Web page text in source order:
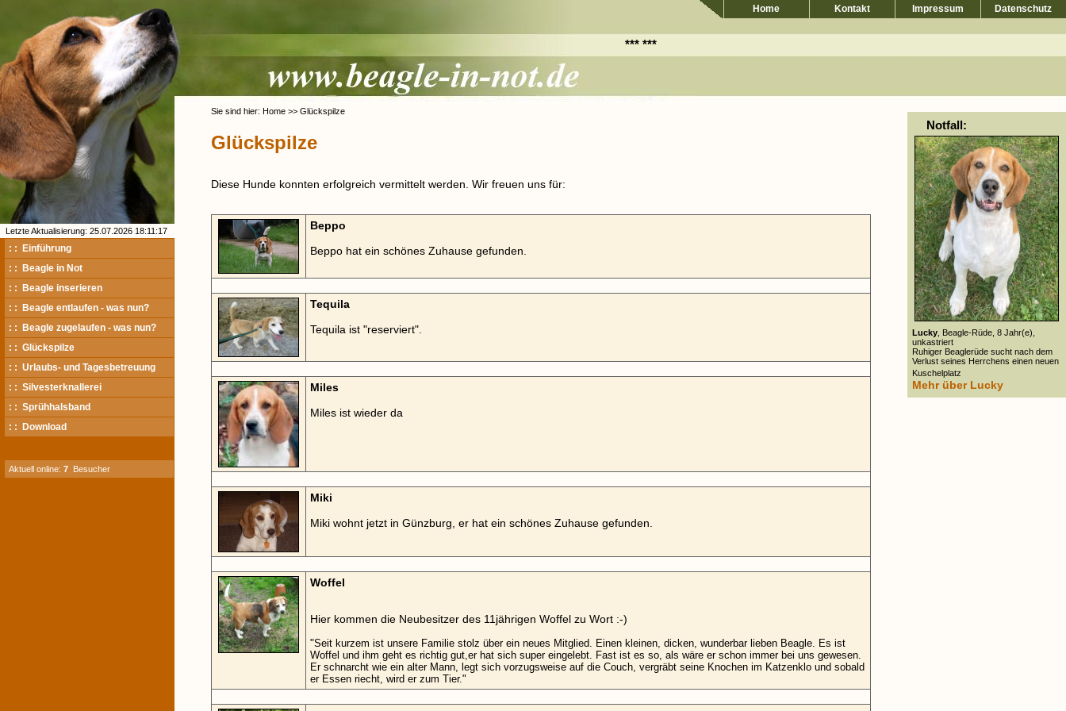
Letzte Aktualisierung: 25.07.2026 18:11:17
: : Einführung
: : Beagle in Not
: : Beagle inserieren
: : Beagle entlaufen - was nun?
: : Beagle zugelaufen - was nun?
: : Glückspilze
: : Urlaubs- und Tagesbetreuung
: : Silvesterknallerei
: : Sprühhalsband
: : Download
Aktuell online: 7 Besucher
Home Kontakt Impressum Datenschutz
*** ***
Sie sind hier: Home >> Glückspilze
Glückspilze
Diese Hunde konnten erfolgreich vermittelt werden. Wir freuen uns für:
Beppo
Beppo hat ein schönes Zuhause gefunden.
Tequila
Tequila ist "reserviert".
Miles
Miles ist wieder da
Miki
Miki wohnt jetzt in Günzburg, er hat ein schönes Zuhause gefunden.
Woffel
Hier kommen die Neubesitzer des 11jährigen Woffel zu Wort :-)
"Seit kurzem ist unsere Familie stolz über ein neues Mitglied. Einen kleinen, dicken, wunderbar lieben Beagle. Es ist
Woffel und ihm geht es richtig gut,er hat sich super eingelebt. Fast ist es so, als wäre er schon immer bei uns gewesen.
Er schnarcht wie ein alter Mann, legt sich vorzugsweise auf die Couch, vergräbt seine Knochen im Katzenklo und sobald
er Essen riecht, wird er zum Tier."
Notfall:
Lucky , Beagle-Rüde, 8 Jahr(e),
unkastriert
Ruhiger Beaglerüde sucht nach dem
Verlust seines Herrchens einen neuen
Kuschelplatz
Mehr über Lucky